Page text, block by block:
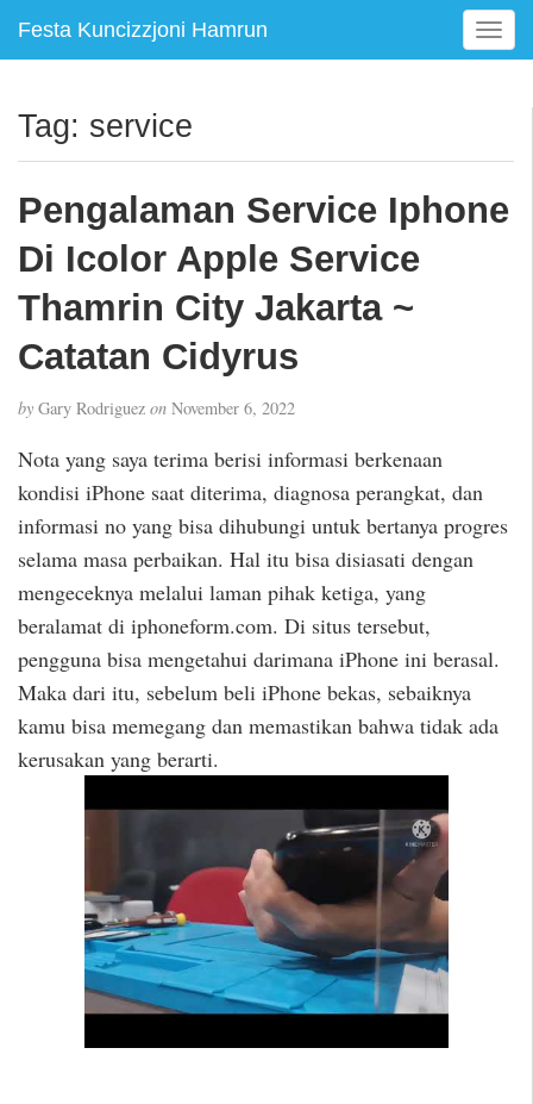
Festa Kuncizzjoni Hamrun
T
o
e
a
Tag: service
Pengalaman Service Iphone
Di Icolor Apple Service
Thamrin City Jakarta ~
Catatan Cidyrus
by Gary Rodriguez on November 6, 2022
Nota yang saya terima berisi informasi berkenaan
kondisi iPhone saat diterima, diagnosa perangkat, dan
informasi no yang bisa dihubungi untuk bertanya progres
selama masa perbaikan. Hal itu bisa disiasati dengan
mengeceknya melalui laman pihak ketiga, yang
beralamat di iphoneform.com. Di situs tersebut,
pengguna bisa mengetahui darimana iPhone ini berasal.
Maka dari itu, sebelum beli iPhone bekas, sebaiknya
kamu bisa memegang dan memastikan bahwa tidak ada
kerusakan yang berarti.